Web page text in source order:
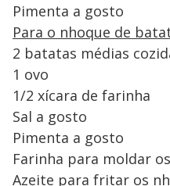
Pimenta a gosto
Para o nhoque de
2 batatas médias
1 ovo
1/2 xícara de farinha
Sal a gosto
Pimenta a gosto
Farinha para moldar
Azeite para fritar os